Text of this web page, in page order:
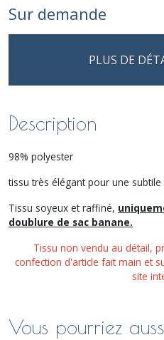
Sur demande
PLUS DE
Description
98% polyester
tissu très élégant pour une
Tissu soyeux et raffiné,
doublure de sac banane.
Tissu non vendu au détail,
confection d'article fait main et
site
Vous pourriez